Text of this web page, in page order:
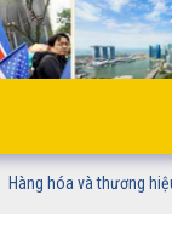
Hàng hóa và thương